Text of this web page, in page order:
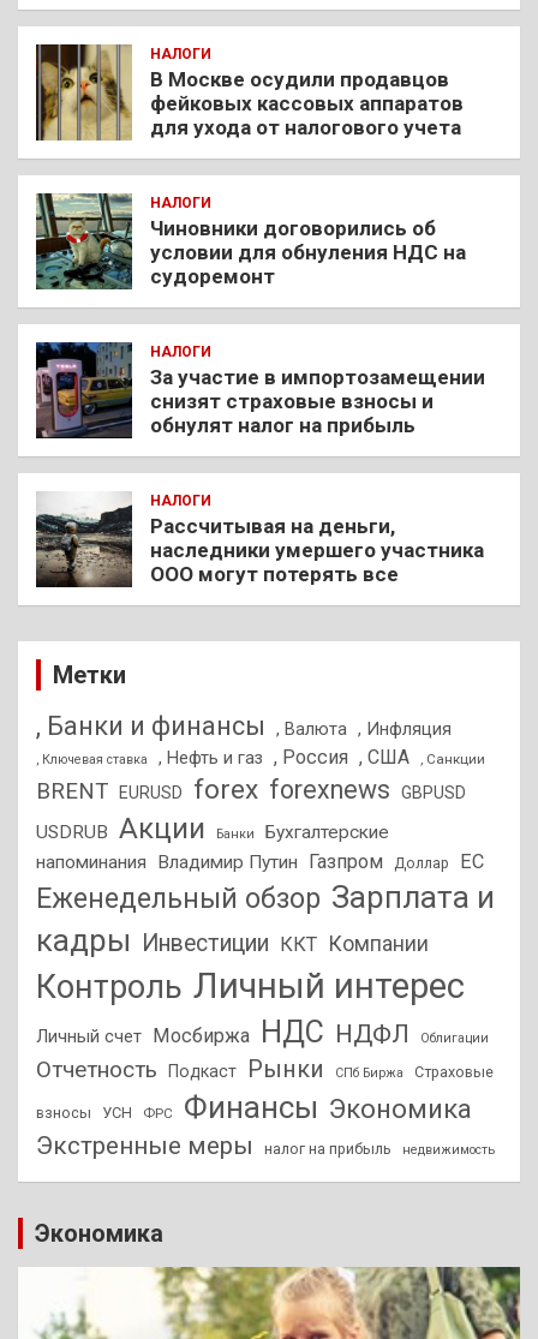
НАЛОГИ
В Москве осудили продавцов
фейковых кассовых аппаратов
для ухода от налогового учета
НАЛОГИ
Чиновники договорились об
условии для обнуления НДС на
судоремонт
НАЛОГИ
За участие в импортозамещении
снизят страховые взносы и
обнулят налог на прибыль
НАЛОГИ
Рассчитывая на деньги,
наследники умершего участника
ООО могут потерять все
Метки
, Банки и финансы , Валюта , Инфляция
, Ключевая ставка , Нефть и газ , Россия , США , Санкции
BRENT EURUSD forex forexnews GBPUSD
USDRUB Акции Банки
Бухгалтерские
напоминания
Владимир Путин Газпром Доллар ЕС
Еженедельный обзор Зарплата и
кадры
Инвестиции ККТ Компании
Контроль Личный интерес
Личный счет Мосбиржа НДС НДФЛ Облигации
Отчетность Подкаст Рынки СПб Биржа Страховые
взносы УСН ФРС Финансы Экономика
Экстренные меры налог на прибыль недвижимость
Экономика